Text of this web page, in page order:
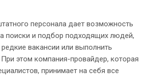
персонала дает возможность
поиски и подбор подходящих людей,
вакансии или выполнить
этом компания-провайдер, которая
принимает на себя все